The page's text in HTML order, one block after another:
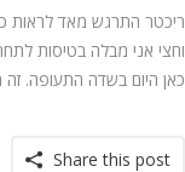
ריכטר התרגש מאד לראות
וחצי אני מבלה בטיסות
כאן היום בשדה התעופה.
Share this post